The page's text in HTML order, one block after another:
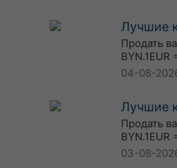
Лучшие
Продать
04-08-
Лучшие
Продать
03-08-